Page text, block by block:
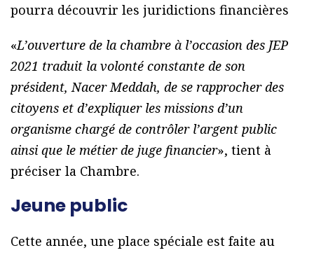
pourra découvrir les juridictions financières
«L’ouverture de la chambre à l’occasion des JEP
2021 traduit la volonté constante de son
président, Nacer Meddah, de se rapprocher des
citoyens et d’expliquer les missions d’un
organisme chargé de contrôler l’argent public
ainsi que le métier de juge financier», tient à
préciser la Chambre.
Jeune public
Cette année, une place spéciale est faite au